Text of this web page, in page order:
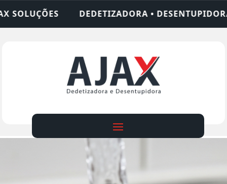
• DESENTUPIDORA • LIMPEZA DE FOSSA •